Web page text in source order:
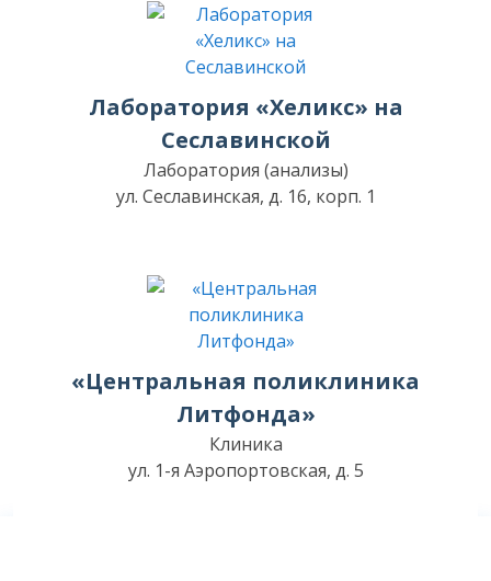
Лаборатория «Хеликс» на
Сеславинской
Лаборатория (анализы)
ул. Сеславинская, д. 16, корп. 1
«Центральная поликлиника
Литфонда»
Клиника
ул. 1-я Аэропортовская, д. 5